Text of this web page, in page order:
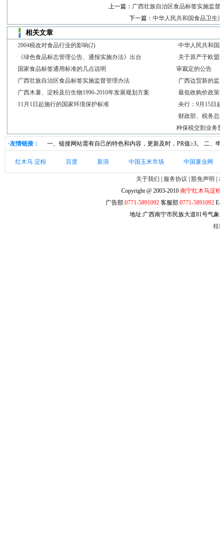
上一篇： 广西壮族自治区食品标签实施监
下一篇： 中华人民共和国食品卫生
相关文章
·2004税改对食品行业的影响(2)
· 《绿色食品标志管理公告、通报实施办法》出台
· 国家食品标签通用标准的几点说明
·广西壮族自治区食品标签实施监督管理办法
·广西木薯、淀粉及衍生物1996-2010年发展规划方案
·11月1日起施行的国家环境保护标准
·中华人民共和
·关于原产于欧
审裁定的公告
·广西边贸新的
·最低收购价政
·央行：9月15日
·财政部、税务
种保税交割业务
·友情链接： 一、链接网站需有自己的特色和内容，更新及时，PR值≥3。 二
红木马 淀粉 百度 新浪 中国玉米市场 中国薯业网
关于我们 服务协议 豁免声明
Copyright @ 2003-2010 南宁红木马淀
广告部:0771-5891092客服部:0771-5891092
地址:广西南宁市民族大道81号气
桂